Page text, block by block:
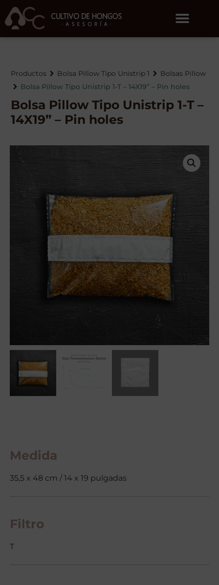
Productos Bolsa Pillow Tipo Unistrip 1
Bolsas Pillow
Bolsa Pillow Tipo Unistrip 1-T – 14X19” – Pin holes
Bolsa Pillow Tipo Unistrip 1-T –
14X19” – Pin holes
Medida
35,5 x 48 cm / 14 x 19 pulgadas
Filtro
T